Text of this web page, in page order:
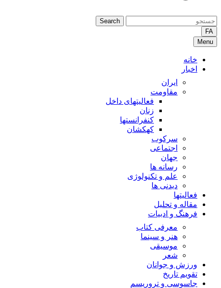
Search
FA
Menu
خانه
اخبار
ایران
مقاومت
فعالیتهای داخل
زنان
کنفرانستها
کهکشان
سرکوب
اجتماعی
جهان
رسانه ها
علم و تکنولوژی
دیدنی ها
فعالیتها
مقاله و تحلیل
فرهنگ و ادبیات
معرفی کتاب
هنر و سینما
موسیقی
شعر
ورزش و جوانان
تقویم تاريخ
جاسوسی و تروریسم